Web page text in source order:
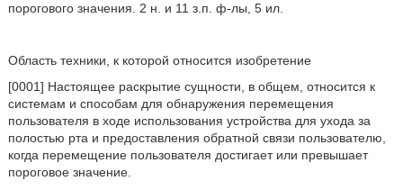
порогового значения. 2 н. и 11 з.п. ф-лы, 5 ил.
Область техники, к которой относится изобретение
[0001] Настоящее раскрытие сущности, в общем, относится к
системам и способам для обнаружения перемещения
пользователя в ходе использования устройства для ухода за
полостью рта и предоставления обратной связи пользователю,
когда перемещение пользователя достигает или превышает
пороговое значение.